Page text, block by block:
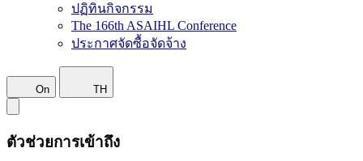
ปฏิทินกิจกรรม
The 166th ASAIHL Conference
ประกาศจัดซื้อจัดจ้าง
On TH
ตัวช่วยการเข้าถึง